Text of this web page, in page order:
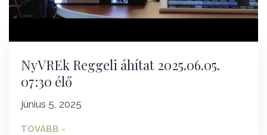
NyVREk Reggeli áhítat 2025.06.05.
07:30 élő
június 5, 2025
TOVÁBB -